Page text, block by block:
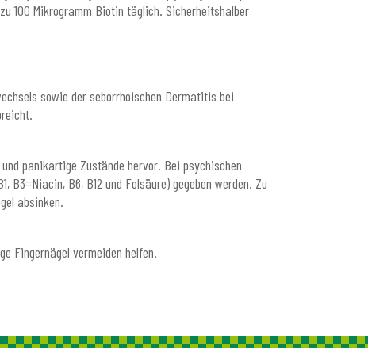
100 Mikrogramm Biotin täglich. Sicherheitshalber
sowie der seborrhoischen Dermatitis bei
panikartige Zustände hervor. Bei psychischen
B6, B12 und Folsäure) gegeben werden. Zu
absinken.
Fingernägel vermeiden helfen.